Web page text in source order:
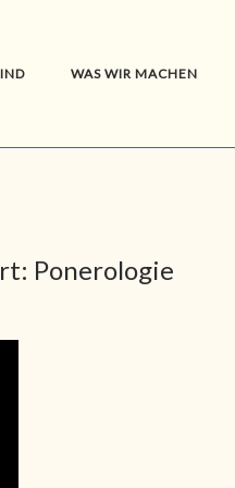
WAS WIR MACHEN
Ponerologie